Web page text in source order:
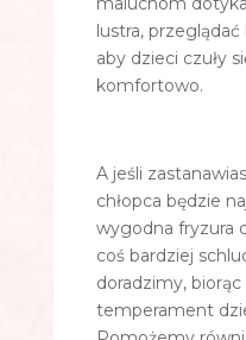
lustra,
aby dzieci czuły
komfortowo.
A jeśli
chłopca będzie
wygodna fryzura
coś bardziej
doradzimy,
temperament